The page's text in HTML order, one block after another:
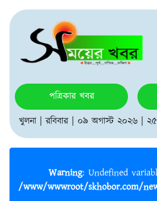
পত্রিকার খবর
খুলনা | রবিবার | ০৯ অগাস্ট ২০২৬ | ২৫
Warning : Undefined
/www/wwwroot/skhobor.com/